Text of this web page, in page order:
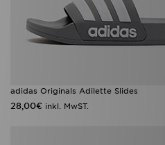
adidas Originals Adilette Slides
28,00€ inkl. MwST.